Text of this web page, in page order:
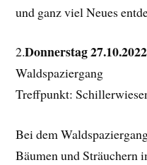
und ganz viel Neues
2.Donnerstag
Waldspaziergang
Treffpunkt:
Bei dem
Bäumen und Sträuchern